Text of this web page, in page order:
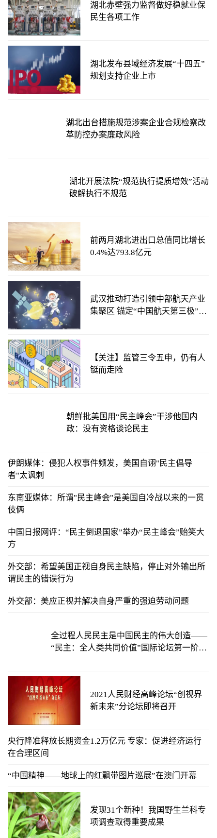
湖北赤壁强力监督做好稳就业保
民生各项工作
湖北发布县域经济发展“十四五”
规划支持企业上市
湖北出台措施规范涉案企业合规检察改
革防控办案廉政风险
湖北开展法院“规范执行提质增效”活动
破解执行不规范
前两月湖北进出口总值同比增长
0.4%达793.8亿元
武汉推动打造引领中部航天产业
集聚区 锚定“中国航天第三极”目
【关注】监管三令五申，仍有人
铤而走险
朝鲜批美国用“民主峰会”干涉他国内
政：没有资格谈论民主
伊朗媒体：侵犯人权事件频发，美国自诩"民主倡导
者"太讽刺
东南亚媒体：所谓"民主峰会"是美国自冷战以来的一贯
伎俩
中国日报网评：“民主倒退国家”举办“民主峰会”贻笑大
方
外交部：希望美国正视自身民主缺陷，停止对外输出所
谓民主的错误行为
外交部：美应正视并解决自身严重的强迫劳动问题
全过程人民民主是中国民主的伟大创造——
“民主：全人类共同价值”国际论坛第一阶段
2021人民财经高峰论坛“创视界
新未来”分论坛即将召开
央行降准释放长期资金1.2万亿元 专家：促进经济运行
在合理区间
“中国精神——地球上的红飘带图片巡展”在澳门开幕
发现31个新种！我国野生兰科专
项调查取得重要成果